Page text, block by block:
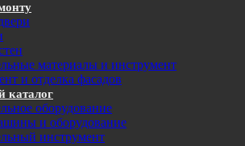
материалы и инструмент
и отделка фасадов
каталог
оборудование
и оборудование
инструмент